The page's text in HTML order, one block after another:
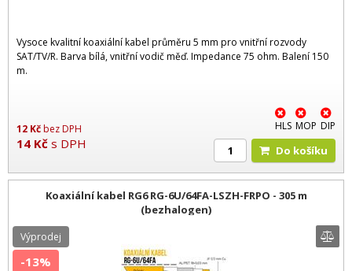
Vysoce kvalitní koaxiální kabel průměru 5 mm pro vnitřní rozvody
SAT/TV/R. Barva bílá, vnitřní vodič měď. Impedance 75 ohm. Balení 150
m.
12 Kčbez DPH
14 Kč s DPH
HLS MOP DIP
Do košíku
Koaxiální kabel RG6 RG-6U/64FA-LSZH-FRPO - 305 m
(bezhalogen)
Výprodej
-13%